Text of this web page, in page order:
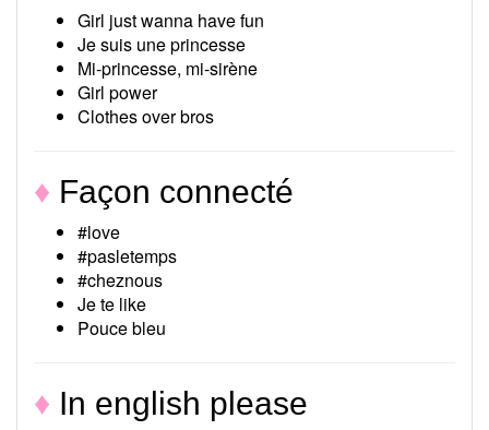
Girl just wanna have fun
Je suis une princesse
Mi-princesse, mi-sirène
Girl power
Clothes over bros
♦ Façon connecté
#love
#pasletemps
#cheznous
Je te like
Pouce bleu
♦ In english please